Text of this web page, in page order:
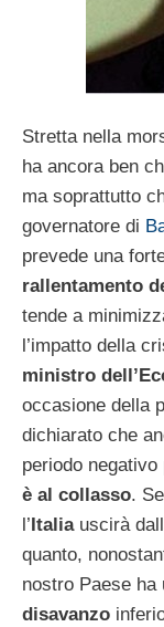
Stretta nella
ha ancora ben
ma soprattutto
governatore di
prevede una
rallentamento
tende a
l’impatto della
ministro
occasione della
dichiarato che
periodo negativo
è al collasso.
l’ Italiauscirà
quanto,
nostro Paese ha
disavanzo